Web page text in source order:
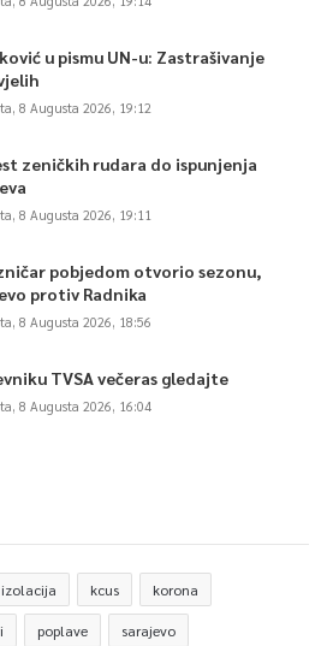
u pismu UN-u: Zastrašivanje
8 Augusta 2026, 19:12
zeničkih rudara do ispunjenja
8 Augusta 2026, 19:11
pobjedom otvorio sezonu,
protiv Radnika
8 Augusta 2026, 18:56
TVSA večeras gledajte
8 Augusta 2026, 16:04
izolacija kcus korona
poplave sarajevo